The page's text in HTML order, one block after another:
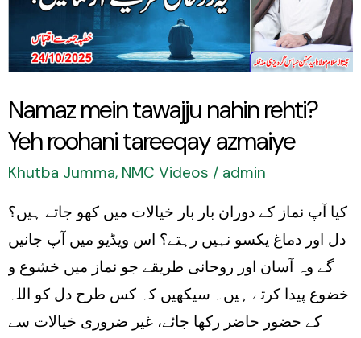
Namaz mein tawajju nahin rehti?
Yeh roohani tareeqay azmaiye
Khutba Jumma, NMC Videos / admin
کیا آپ نماز کے دوران بار بار خیالات میں کھو جاتے ہیں؟
دل اور دماغ یکسو نہیں رہتے؟ اس ویڈیو میں آپ جانیں
گے وہ آسان اور روحانی طریقے جو نماز میں خشوع و
خضوع پیدا کرتے ہیں۔ سیکھیں کہ کس طرح دل کو اللہ
کے حضور حاضر رکھا جائے، غیر ضروری خیالات سے
roohani
azmaiye